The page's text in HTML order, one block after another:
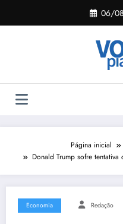
o
06/
Página inicial
Donald Trump sofre
Economia Redação